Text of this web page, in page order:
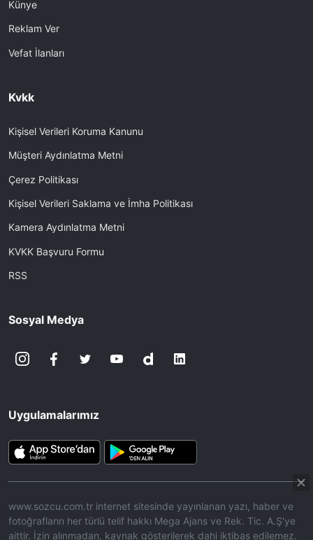
Künye
Reklam Ver
Vefat İlanları
Kvkk
Kişisel Verileri Koruma Kanunu
Müşteri Aydınlatma Metni
Çerez Politikası
Kişisel Verileri Saklama ve İmha Politikası
Kamera Aydınlatma Metni
KVKK Başvuru Formu
RSS
Sosyal Medya
Uygulamalarımız
www.sozcu.com.tr internet sitesinde yayınlanan yazı, haber ve
fotoğrafların her türlü telif hakkı Mega Ajans ve Rek. Tic. A.Ş'ye
aittir. İzin alınmadan, kaynak gösterilerek dahi iktibas edilemez.